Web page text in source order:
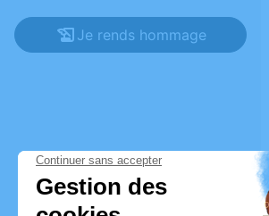
Je rends hommage